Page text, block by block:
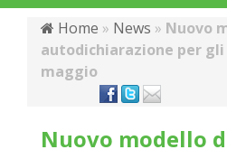
Home » News » Nuovo
autodichiarazione per
maggio
Nuovo modello